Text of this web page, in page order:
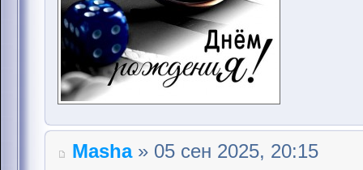
Masha» 05 сен 2025, 20:15